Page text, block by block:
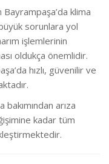
Bayrampaşa’da klima
sorunlara yol
işlemlerinin
oldukça önemlidir.
hızlı, güvenilir ve
arıza
kadar tüm